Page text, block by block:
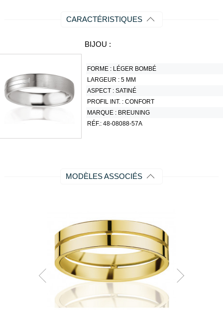
CARACTÉRISTIQUES
BIJOU :
FORME : LÉGER BOMBÉ
LARGEUR :5 MM
ASPECT :SATINÉ
PROFIL INT. :CONFORT
MARQUE : BREUNING
RÉF.:48-08088-57A
MODÈLES ASSOCIÉS